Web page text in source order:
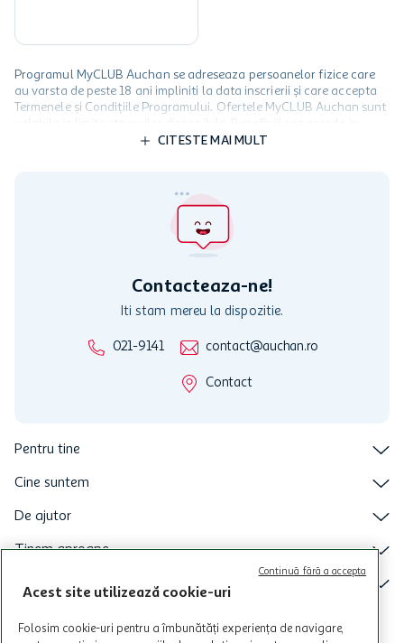
Programul MyCLUB Auchan se adreseaza persoanelor fizice care
au varsta de peste 18 ani impliniti la data inscrierii și care accepta
Termenele și Condițiile Programului. Ofertele MyCLUB Auchan sunt
limita a 12 unitati / card client o singura data in perioada promotiei.
activitati in afara celor mentionate in Termene si Conditii. Auchan
nu raspunde pentru imposibilitatea utilizarii Cardului in perioada in
care aceste este suspendat sau in perioada in care sunt efectuate
CITESTE MAI MULT
Contacteaza-ne!
Iti stam mereu la dispozitie.
021-9141 contact@auchan.ro
Contact
Pentru tine
Cine suntem
De ajutor
Tinem aproape
Categorii principale
Intra acum in aplicatia Auchan
Acest site utilizează cookie-uri
Folosim cookie-uri pentru a îmbunătăți experiența de navigare,
Continuă fără a accepta